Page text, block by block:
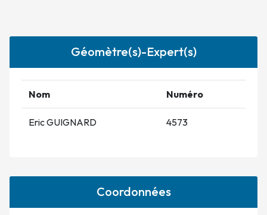
Géomètre(s)-Expert(s)
Nom Numéro
Eric GUIGNARD 4573
Coordonnées